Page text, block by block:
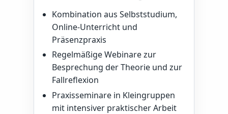
Kombination aus Selbststudium,
Online-Unterricht und
Präsenzpraxis
Regelmäßige Webinare zur
Besprechung der Theorie und zur
Fallreflexion
Praxisseminare in Kleingruppen
mit intensiver praktischer Arbeit